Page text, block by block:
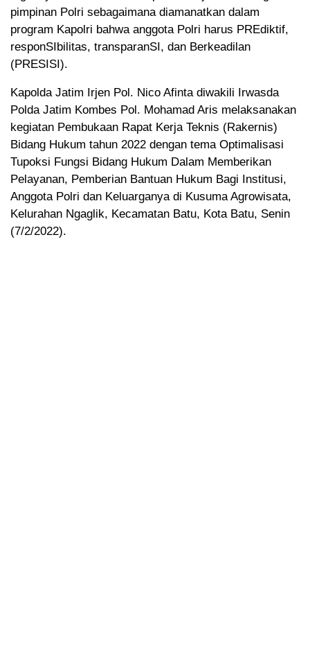
pimpinan Polri sebagaimana diamanatkan dalam
program Kapolri bahwa anggota Polri harus PREdiktif,
responSIbilitas, transparanSI, dan Berkeadilan
(PRESISI).
Kapolda Jatim Irjen Pol. Nico Afinta diwakili Irwasda
Polda Jatim Kombes Pol. Mohamad Aris melaksanakan
kegiatan Pembukaan Rapat Kerja Teknis (Rakernis)
Bidang Hukum tahun 2022 dengan tema Optimalisasi
Tupoksi Fungsi Bidang Hukum Dalam Memberikan
Pelayanan, Pemberian Bantuan Hukum Bagi Institusi,
Anggota Polri dan Keluarganya di Kusuma Agrowisata,
Kelurahan Ngaglik, Kecamatan Batu, Kota Batu, Senin
(7/2/2022).